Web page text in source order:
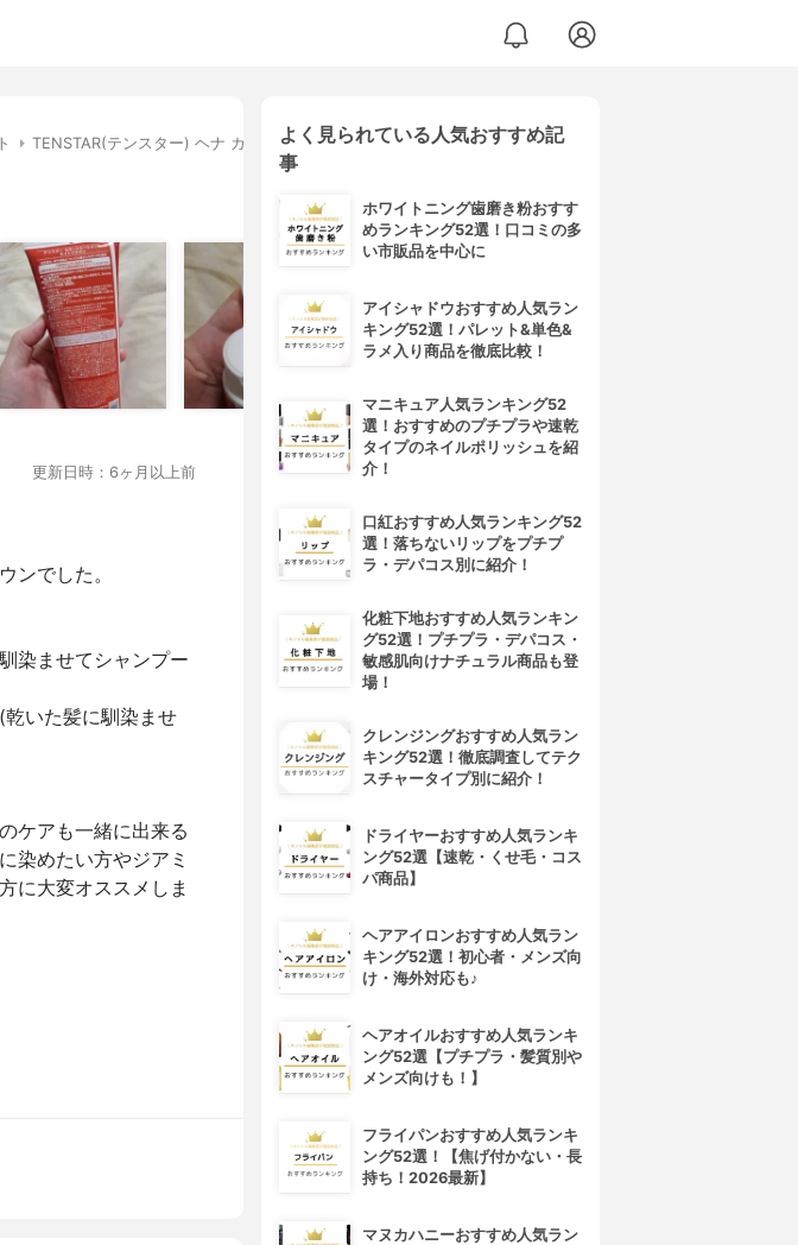
TENSTAR(テンスター) ヘナ カラートリートメント
更新日時：6ヶ月以上前
ンでした。
染ませてシャンプー
いた髪に馴染ませ
ケアも一緒に出来る
染めたい方やジアミ
に大変オススメしま
よく見られている人気おすすめ記
事
ホワイトニング歯磨き粉おすす
めランキング52選！口コミの多
い市販品を中心に
アイシャドウおすすめ人気ラン
キング52選！パレット&単色&
ラメ入り商品を徹底比較！
マニキュア人気ランキング52
選！おすすめのプチプラや速乾
タイプのネイルポリッシュを紹
介！
口紅おすすめ人気ランキング52
選！落ちないリップをプチプ
ラ・デパコス別に紹介！
化粧下地おすすめ人気ランキン
グ52選！プチプラ・デパコス・
敏感肌向けナチュラル商品も登
場！
クレンジングおすすめ人気ラン
キング52選！徹底調査してテク
スチャータイプ別に紹介！
ドライヤーおすすめ人気ランキ
ング52選【速乾・くせ毛・コス
パ商品】
ヘアアイロンおすすめ人気ラン
キング52選！初心者・メンズ向
け・海外対応も♪
ヘアオイルおすすめ人気ランキ
ング52選【プチプラ・髪質別や
メンズ向けも！】
フライパンおすすめ人気ランキ
ング52選！【焦げ付かない・長
持ち！2026最新】
マヌカハニーおすすめ人気ラン